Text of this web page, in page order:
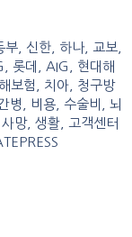
, 신한, 하나, 교보,
롯데, AIG, 현대해
보험, 치아, 청구방
병, 비용, 수술비, 뇌
망, 생활, 고객센터